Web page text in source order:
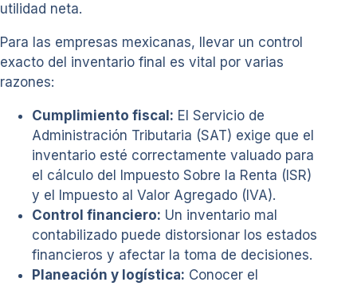
utilidad neta.
Para las empresas mexicanas, llevar un control
exacto del inventario final es vital por varias
razones:
Cumplimiento fiscal: El Servicio de
Administración Tributaria (SAT) exige que el
inventario esté correctamente valuado para
el cálculo del Impuesto Sobre la Renta (ISR)
y el Impuesto al Valor Agregado (IVA).
Control financiero: Un inventario mal
contabilizado puede distorsionar los estados
financieros y afectar la toma de decisiones.
Planeación y logística: Conocer el